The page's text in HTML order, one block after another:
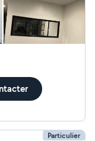
Particulier